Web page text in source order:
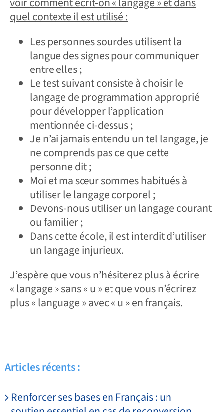
voir comment écrit-on « langage » et dans
quel contexte il est utilisé :
Les personnes sourdes utilisent la
langue des signes pour communiquer
entre elles ;
Le test suivant consiste à choisir le
langage de programmation approprié
pour développer l’application
mentionnée ci-dessus ;
Je n’ai jamais entendu un tel langage, je
ne comprends pas ce que cette
personne dit ;
Moi et ma sœur sommes habitués à
utiliser le langage corporel ;
Devons-nous utiliser un langage courant
ou familier ;
Dans cette école, il est interdit d’utiliser
un langage injurieux.
J’espère que vous n’hésiterez plus à écrire
« langage » sans « u » et que vous n’écrirez
plus « language » avec « u » en français.
Articles récents :
Renforcer ses bases en Français : un